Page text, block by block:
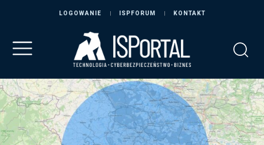
LOGOWANIE ISPFORUM KONTAKT